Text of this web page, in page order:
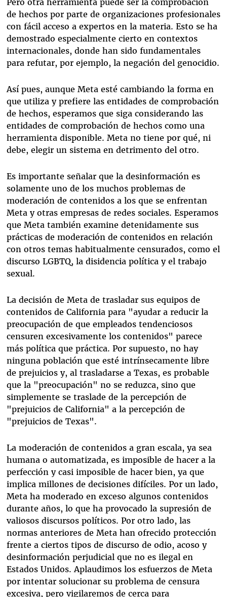
de hechos por parte de organizaciones profesionales
con fácil acceso a expertos en la materia. Esto se ha
demostrado especialmente cierto en contextos
internacionales, donde han sido fundamentales
para refutar, por ejemplo, la negación del genocidio.
Así pues, aunque Meta esté cambiando la forma en
que utiliza y prefiere las entidades de comprobación
de hechos, esperamos que siga considerando las
entidades de comprobación de hechos como una
herramienta disponible. Meta no tiene por qué, ni
debe, elegir un sistema en detrimento del otro.
Es importante señalar que la desinformación es
solamente uno de los muchos problemas de
moderación de contenidos a los que se enfrentan
Meta y otras empresas de redes sociales. Esperamos
que Meta también examine detenidamente sus
prácticas de moderación de contenidos en relación
con otros temas habitualmente censurados, como el
discurso LGBTQ, la disidencia política y el trabajo
sexual.
La decisión de Meta de trasladar sus equipos de
contenidos de California para "ayudar a reducir la
preocupación de que empleados tendenciosos
censuren excesivamente los contenidos" parece
más política que práctica. Por supuesto, no hay
ninguna población que esté intrínsecamente libre
de prejuicios y, al trasladarse a Texas, es probable
que la "preocupación" no se reduzca, sino que
simplemente se traslade de la percepción de
"prejuicios de California" a la percepción de
"prejuicios de Texas".
La moderación de contenidos a gran escala, ya sea
humana o automatizada, es imposible de hacer a la
perfección y casi imposible de hacer bien, ya que
implica millones de decisiones difíciles. Por un lado,
Meta ha moderado en exceso algunos contenidos
durante años, lo que ha provocado la supresión de
valiosos discursos políticos. Por otro lado, las
normas anteriores de Meta han ofrecido protección
frente a ciertos tipos de discurso de odio, acoso y
desinformación perjudicial que no es ilegal en
Estados Unidos. Aplaudimos los esfuerzos de Meta
por intentar solucionar su problema de censura
excesiva, pero vigilaremos de cerca para